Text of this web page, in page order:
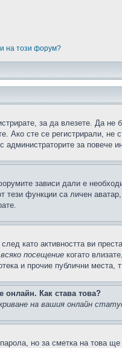
на този форум?
за да влезете. Да
Ако сте се регистрирали,
администраторите за повече
зависи дали е
тези функции са личен
като активността ви
посещение когато
и прочие публични
Как става това?
на вашия онлайн
но за сметка на това